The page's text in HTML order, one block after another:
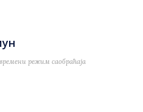
режим саобраћаја